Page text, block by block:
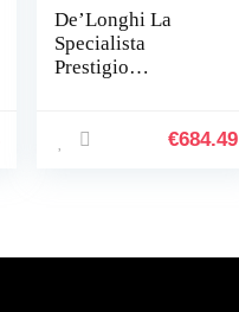
De’Longhi La
Specialista
Prestigio
bonenmaler en My
Kit, Zwart
€684.49